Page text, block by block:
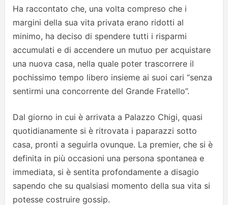
Ha raccontato che, una volta compreso che i
margini della sua vita privata erano ridotti al
minimo, ha deciso di spendere tutti i risparmi
accumulati e di accendere un mutuo per acquistare
una nuova casa, nella quale poter trascorrere il
pochissimo tempo libero insieme ai suoi cari “senza
sentirmi una concorrente del Grande Fratello”.
Dal giorno in cui è arrivata a Palazzo Chigi, quasi
quotidianamente si è ritrovata i paparazzi sotto
casa, pronti a seguirla ovunque. La premier, che si è
definita in più occasioni una persona spontanea e
immediata, si è sentita profondamente a disagio
sapendo che su qualsiasi momento della sua vita si
potesse costruire gossip.